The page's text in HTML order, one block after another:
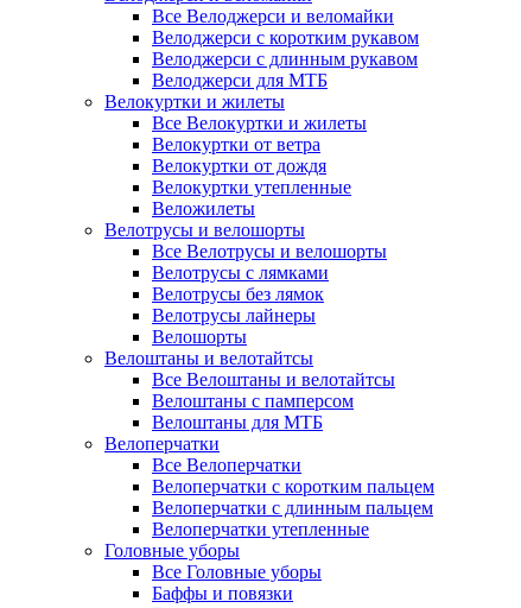
Все Велоджерси и веломайки
Велоджерси с коротким рукавом
Велоджерси с длинным рукавом
Велоджерси для МТБ
Велокуртки и жилеты
Все Велокуртки и жилеты
Велокуртки от ветра
Велокуртки от дождя
Велокуртки утепленные
Веложилеты
Велотрусы и велошорты
Все Велотрусы и велошорты
Велотрусы с лямками
Велотрусы без лямок
Велотрусы лайнеры
Велошорты
Велоштаны и велотайтсы
Все Велоштаны и велотайтсы
Велоштаны с памперсом
Велоштаны для МТБ
Велоперчатки
Все Велоперчатки
Велоперчатки с коротким пальцем
Велоперчатки с длинным пальцем
Велоперчатки утепленные
Головные уборы
Все Головные уборы
Баффы и повязки